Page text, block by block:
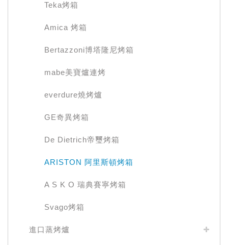
Teka烤箱
Amica 烤箱
Bertazzoni博塔隆尼烤箱
mabe美寶爐連烤
everdure燒烤爐
GE奇異烤箱
De Dietrich帝璽烤箱
ARISTON 阿里斯頓烤箱
A S K O 瑞典賽寧烤箱
Svago烤箱
進口蒸烤爐